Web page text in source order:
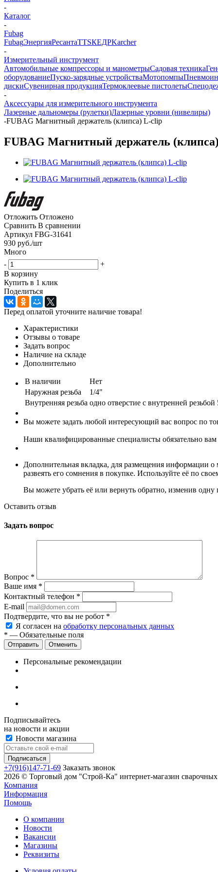
-
Каталог
-
Fubag
FubagЭнергияРесантаTTSКЕДРKarcher
-
Измерительный инструмент
Автомобильные компрессоры и манометрыСадовая техника
оборудованиеПуско-зарядные устройстваМотопомпы
дискиСувенирная продукцияТермоклеевые пистолеты
-
Аксессуары для измерительного инструмента
Лазерные дальномеры (рулетки)Лазерные уровни (нивелиры)
-FUBAG Магнитный держатель (клипса) L-clip
FUBAG Магнитный держатель
Отложить Отложено
Сравнить В сравнении
Артикул FBG-31641
930 руб./шт
Много
-
+
В корзину
Купить в 1 клик
Поделиться
Перед оплатой уточните наличие товара!
Характеристики
Отзывы о товаре
Задать вопрос
Наличие на складе
Дополнительно
В наличии
Нет
Наружная резьба
1/4"
Внутренняя резьба одно отверстие с внутренней резьбой
Вы можете задать любой интересующий вас вопрос по
Наши квалифицированные специалисты обязательно вам
Дополнительная вкладка, для размещения информации
развеять его сомнения в покупке. Используйте её по
Вы можете убрать её или вернуть обратно, изменив
Оставить отзыв
Задать вопрос
Вопрос *
Ваше имя *
Контактный телефон *
E-mail
Подтвердите, что вы не робот *
Я согласен на обработку персональных данных
* — Обязательные поля
Отменить
Персональные рекомендации
Подписывайтесь
на новости и акции
Новости магазина
+7(916)147-71-69 Заказать звонок
2026 © Торговый дом "Строй-Ка" интернет-магазин сварочных
Компания
Информация
Помощь
О компании
Новости
Вакансии
Магазины
Реквизиты